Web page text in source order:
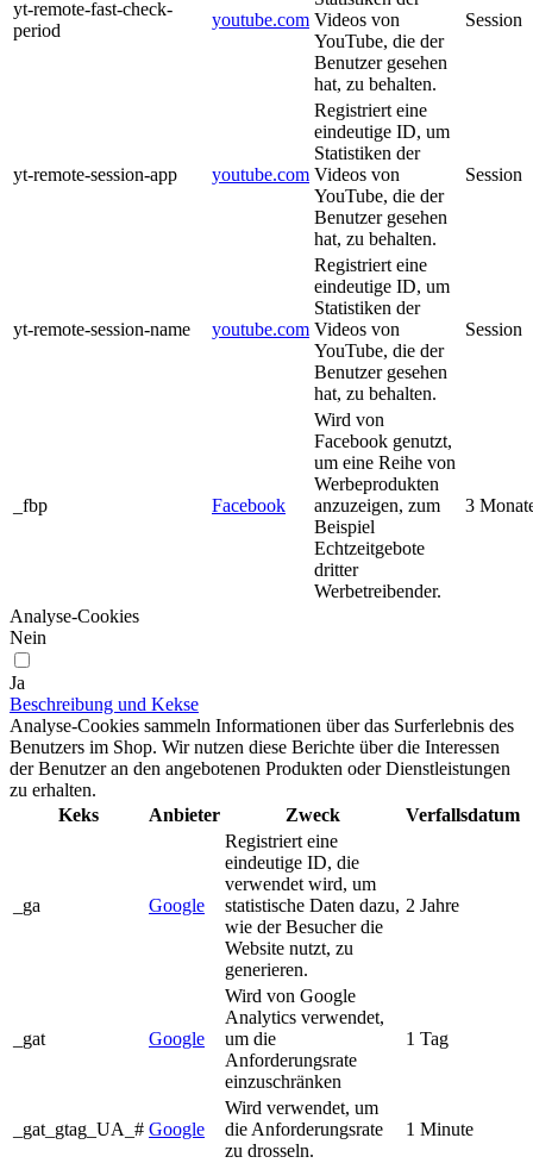
yt-remote-fast-check-
period
youtube.com Videos von
YouTube, die der
Benutzer gesehen
hat, zu behalten.
Session
yt-remote-session-app youtube.com
Registriert eine
eindeutige ID, um
Statistiken der
Videos von
YouTube, die der
Benutzer gesehen
hat, zu behalten.
Session
yt-remote-session-name youtube.com
Registriert eine
eindeutige ID, um
Statistiken der
Videos von
YouTube, die der
Benutzer gesehen
hat, zu behalten.
Session
_fbp Facebook
Wird von
Facebook genutzt,
um eine Reihe von
Werbeprodukten
anzuzeigen, zum
Beispiel
Echtzeitgebote
dritter
Werbetreibender.
3
Analyse-Cookies
Nein
Ja
Beschreibung und Kekse
Analyse-Cookies sammeln Informationen über das Surferlebnis des
Benutzers im Shop. Wir nutzen diese Berichte über die Interessen
der Benutzer an den angebotenen Produkten oder Dienstleistungen
zu erhalten.
Keks
Anbieter Zweck Verfallsdatum
_ga Google
Registriert eine
eindeutige ID, die
verwendet wird, um
statistische Daten dazu,
wie der Besucher die
Website nutzt, zu
generieren.
2 Jahre
_gat Google
Wird von Google
Analytics verwendet,
um die
Anforderungsrate
einzuschränken
1 Tag
_gat_gtag_UA_# Google
Wird verwendet, um
die Anforderungsrate
zu drosseln.
1 Minute